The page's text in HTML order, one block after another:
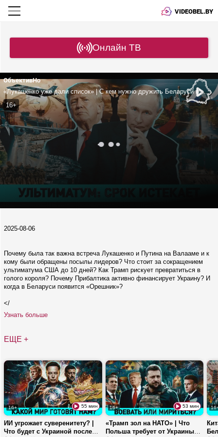
VIDEOBEL.BY
Онлайн ТВ
ОбъективНо
«Лукашенко уже дали список» | С кем нужно дружить Беларуси и России? | Смыслы интервью на Валааме | США готовы ударить ядеркой?
16+
2025-08-06
Почему была так важна встреча Лукашенко и Путина на Валааме и к
кому были обращены посылы лидеров? Что стоит за сокращением
ультиматума США до 10 дней? Как Трамп рискует превратиться в
голого короля? Почему Прибалтика активно финансирует Украину? И
когда в Беларуси появится «Орешник»?
</
Узнать больше
ЕЩЕ +
16+ 55 мин
ИИ угрожает суверенитету? |
Что будет с Украиной после
16+ 53 мин
«Трамп зол на НАТО» | Что
Польша требует от Украины? |